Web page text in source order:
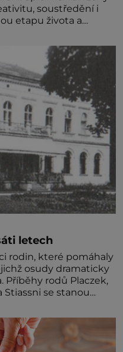
soustředění i
etapu života a
proto by pokoj
klidně a útulně.
letech
rodin, které pomáhaly
osudy dramaticky
Příběhy rodů Placzek,
Stiassni se stanou
Některé návraty
si člověk pamatuje z